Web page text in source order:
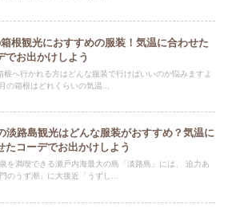
根観光におすすめの服装！気温に合わせた
でお出かけしよう
根へ行かれる方はどんな服装で行けばいいのか悩みますよ
2月の箱根はどれくらいの気温...
淡路島観光はどんな服装がおすすめ？気温に
たコーデでお出かけしよう
を満喫できる瀬戸内海最大の島「淡路島」には、 迫力あ
のうず潮」に大接近「うずし...